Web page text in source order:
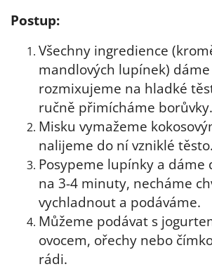
Postup:
Všechny ingredience
mandlových lupínek)
rozmixujeme na hladké
ručně přimícháme borůvky.
Misku vymažeme
nalijeme do ní vzniklé těsto.
Posypeme lupínky a dáme
na 3-4 minuty, necháme
vychladnout a podáváme.
Můžeme podávat s
ovocem, ořechy nebo
rádi.